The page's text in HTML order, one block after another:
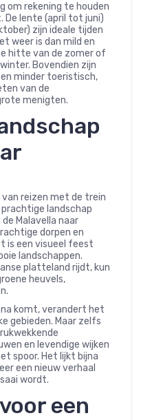
om rekening te houden
De lente (april tot juni)
zijn ideale tijden
weer is dan mild en
hitte van de zomer of
Bovendien zijn
minder toeristisch,
van de
menigten.
reizen met de trein
landschap
Malavella naar
dorpen en
is een visueel feest
landschappen.
platteland rijdt, kun
heuvels,
komt, verandert het
gebieden. Maar zelfs
en levendige wijken
spoor. Het lijkt bijna
een nieuw verhaal
wordt.
een